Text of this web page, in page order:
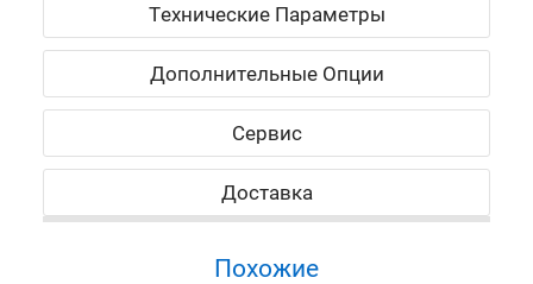
Технические Параметры
Дополнительные Опции
Сервис
Доставка
Похожие